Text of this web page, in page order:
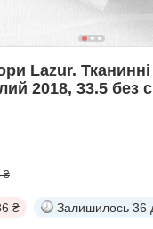
Lazur.
2018, 33.5 без
₴
₴ Залишилось 36